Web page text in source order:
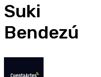
Suki
Bendezú